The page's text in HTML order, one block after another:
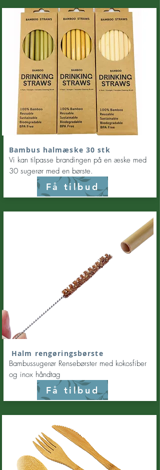
Bambus halmæske 30 stk
Vi kan tilpasse brandingen på en æske med
30 sugerør med en børste.
Få tilbud
Halm rengøringsbørste
Bambussugerør Rensebørster med kokosfiber
og inox håndtag
Få tilbud